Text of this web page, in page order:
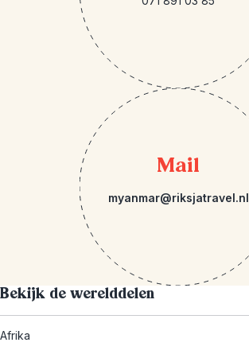
Mail
myanmar@riksjatravel.nl
Bekijk de werelddelen
Afrika